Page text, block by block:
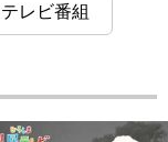
テレビ番組